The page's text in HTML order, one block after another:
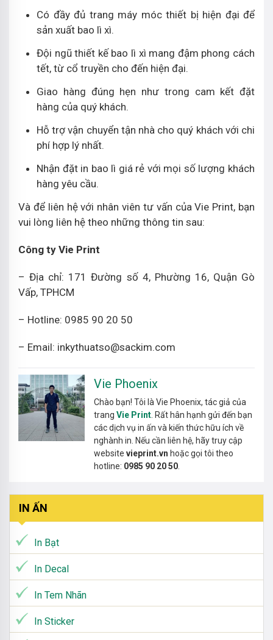
Có đầy đủ trang máy móc thiết bị hiện đại để
sản xuất bao lì xì.
Đội ngũ thiết kế bao lì xì mang đậm phong cách
tết, từ cổ truyền cho đến hiện đại.
Giao hàng đúng hẹn như trong cam kết đặt
hàng của quý khách.
Hỗ trợ vận chuyển tận nhà cho quý khách với chi
phí hợp lý nhất.
Nhận đặt in bao lì giá rẻ với mọi số lượng khách
hàng yêu cầu.
Và để liên hệ với nhân viên tư vấn của Vie Print, bạn
vui lòng liên hệ theo những thông tin sau:
Công ty Vie Print
– Địa chỉ: 171 Đường số 4, Phường 16, Quận Gò
Vấp, TPHCM
– Hotline: 0985 90 20 50
– Email: inkythuatso@sackim.com
Vie Phoenix
Chào bạn! Tôi là Vie Phoenix, tác giả của
trangVie Print . Rất hân hạnh gửi đến bạn
các dịch vụ in ấn và kiến thức hữu ích về
nghành in. Nếu cần liên hệ, hãy truy cập
websitevieprint.vn hoặc gọi tôi theo
hotline: 0985 90 20 50
IN ẤN
In Bạt
In Decal
In Tem Nhãn
In Sticker